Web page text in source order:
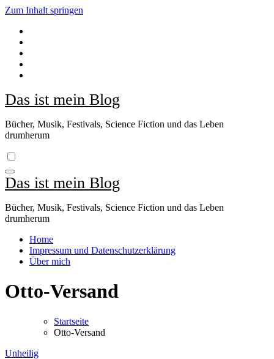
Zum Inhalt springen
Das ist mein Blog
Bücher, Musik, Festivals, Science Fiction und das Leben
drumherum
Das ist mein Blog
Bücher, Musik, Festivals, Science Fiction und das Leben
drumherum
Home
Impressum und Datenschutzerklärung
Über mich
Otto-Versand
Startseite
Otto-Versand
Unheilig